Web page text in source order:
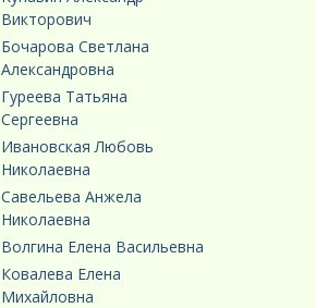
Викторович
Бочарова Светлана
Александровна
Гуреева Татьяна
Сергеевна
Ивановская Любовь
Николаевна
Савельева Анжела
Николаевна
Волгина Елена Васильевна
Ковалева Елена
Михайловна